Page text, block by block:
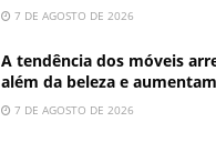
7 DE AGOSTO DE 2026
A tendência dos móveis
além da beleza e
7 DE AGOSTO DE 2026